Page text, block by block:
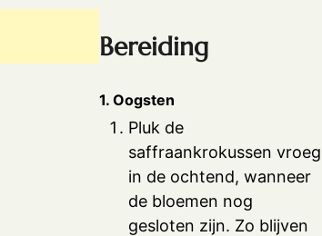
Bereiding
1. Oogsten
Pluk de
saffraankrokussen vroeg
in de ochtend, wanneer
de bloemen nog
gesloten zijn. Zo blijven